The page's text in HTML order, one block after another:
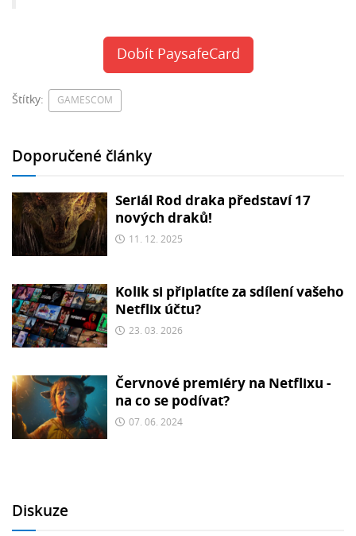
Dobít PaysafeCard
Štítky: GAMESCOM
Doporučené články
Seriál Rod draka představí 17
nových draků!
11. 12. 2025
Kolik si připlatíte za sdílení vašeho
Netflix účtu?
23. 03. 2026
Červnové premiéry na Netflixu -
na co se podívat?
07. 06. 2024
Diskuze